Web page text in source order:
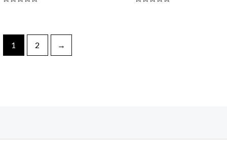
1 2 →